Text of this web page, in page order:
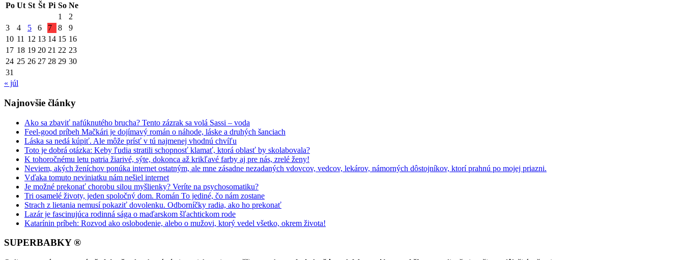
Po Ut St Št Pi So Ne
1
2
3
4 5 6 7 8
9
10 11 12 13 14 15 16
17 18 19 20 21 22 23
24 25 26 27 28 29 30
31
« júl
Najnovšie články
Ako sa zbaviť nafúknutého brucha? Tento zázrak sa volá Sassi – voda
Feel-good príbeh Mačkári je dojímavý román o náhode, láske a druhých šanciach
Láska sa nedá kúpiť. Ale môže prísť v tú najmenej vhodnú chvíľu
Toto je dobrá otázka: Keby ľudia stratili schopnosť klamať, ktorá oblasť by skolabovala?
K tohoročnému letu patria žiarivé, sýte, dokonca až krikľavé farby aj pre nás, zrelé ženy!
Neviem, akých ženíchov ponúka internet ostatným, ale mne zásadne nezadaných vdovcov, vedcov, lekárov, námorných dôstojníkov, ktorí prahnú po mojej priazni.
Vďaka tomuto neviniatku nám nešiel internet
Je možné prekonať chorobu silou myšlienky? Veríte na psychosomatiku?
Tri osamelé životy, jeden spoločný dom. Román To jediné, čo nám zostane
Strach z lietania nemusí pokaziť dovolenku. Odborníčky radia, ako ho prekonať
Lazár je fascinujúca rodinná sága o maďarskom šľachtickom rode
Katarínin príbeh: Rozvod ako oslobodenie, alebo o mužovi, ktorý vedel všetko, okrem života!
SUPERBABKY ®